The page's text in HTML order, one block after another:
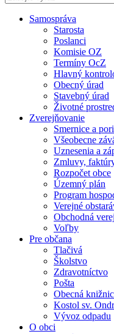
Samospráva
Starosta
Poslanci
Komisie OZ
Termíny OcZ
Hlavný
Obecný úrad
Stavebný úrad
Životné
Zverejňovanie
Smernice a
Všeobecne
Uznesenia a
Zmluvy,
Rozpočet obce
Územný plán
Program
Verejné
Obchodná
Voľby
Pre občana
Tlačivá
Školstvo
Zdravotníctvo
Pošta
Obecná
Kostol sv.
Vývoz odpadu
O obci